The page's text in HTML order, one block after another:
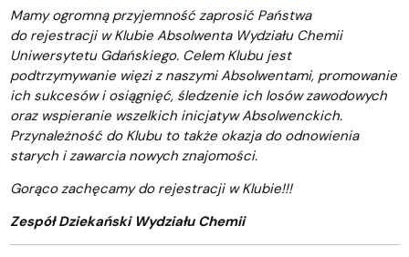
Mamy ogromną przyjemność zaprosić Państwa
do rejestracji w Klubie Absolwenta Wydziału Chemii
Uniwersytetu Gdańskiego. Celem Klubu jest
podtrzymywanie więzi z naszymi Absolwentami, promowanie
ich sukcesów i osiągnięć, śledzenie ich losów zawodowych
oraz wspieranie wszelkich inicjatyw Absolwenckich.
Przynależność do Klubu to także okazja do odnowienia
starych i zawarcia nowych znajomości.
Gorąco zachęcamy do rejestracji w Klubie!!!
Zespół Dziekański Wydziału Chemii